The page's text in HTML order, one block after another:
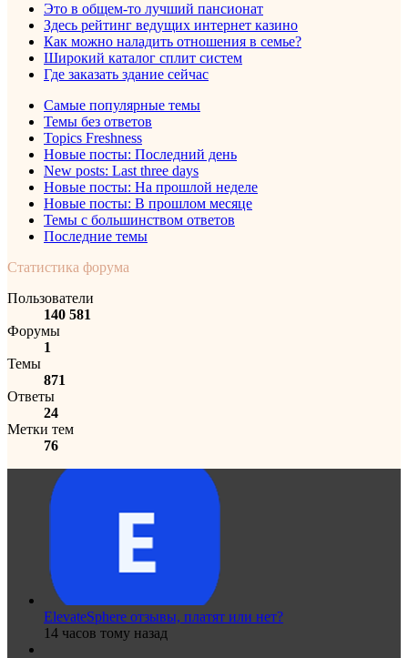
Это в общем-то лучший пансионат
Здесь рейтинг ведущих интернет казино
Как можно наладить отношения в семье?
Широкий каталог сплит систем
Где заказать здание сейчас
Самые популярные темы
Темы без ответов
Topics Freshness
Новые посты: Последний день
New posts: Last three days
Новые посты: На прошлой неделе
Новые посты: В прошлом месяце
Темы с большинством ответов
Последние темы
Статистика форума
Пользователи
140 581
Форумы
1
Темы
871
Ответы
24
Метки тем
76
ElevateSphere отзывы, платят или нет?
14 часов тому назад